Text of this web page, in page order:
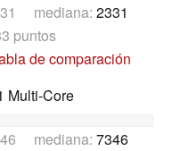
mediana: 2331
puntos
de comparación
Multi-Core
mediana: 7346